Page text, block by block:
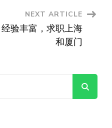
NEXT ARTICLE
验丰富，求职上海
和厦门